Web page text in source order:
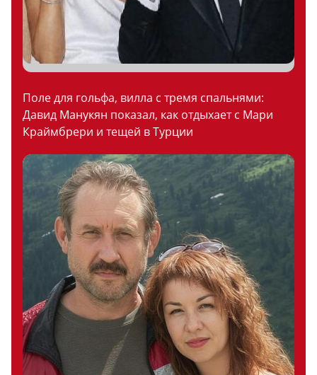
Поле для гольфа, вилла с тремя спальнями:
Давид Манукян показал, как отдыхает с Мари
Краймбрери и тещей в Турции